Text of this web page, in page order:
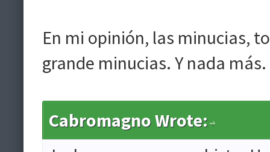
En mi opinión, las minucias,
grande minucias. Y nada más.
Cabromagno Wrote: